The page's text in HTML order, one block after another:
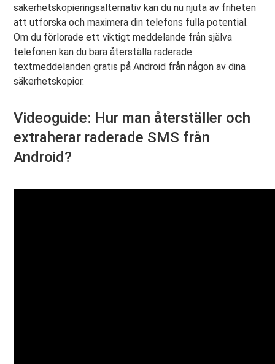
säkerhetskopieringsalternativ kan du nu njuta av friheten
att utforska och maximera din telefons fulla potential.
Om du förlorade ett viktigt meddelande från själva
telefonen kan du bara återställa raderade
textmeddelanden gratis på Android från någon av dina
säkerhetskopior.
Videoguide: Hur man återställer och
extraherar raderade SMS från
Android?